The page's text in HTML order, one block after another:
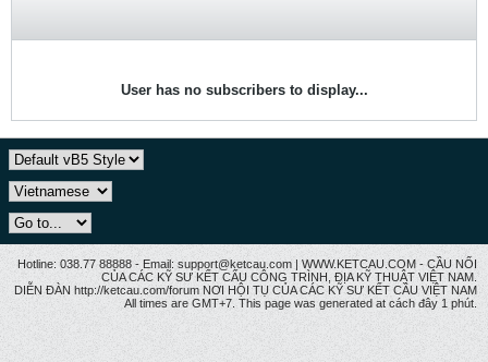
User has no subscribers to display...
Hotline: 038.77 88888 - Email: support@ketcau.com | WWW.KETCAU.COM - CẦU NỐI
CỦA CÁC KỸ SƯ KẾT CẤU CÔNG TRÌNH, ĐỊA KỸ THUẬT VIỆT NAM.
DIỄN ĐÀN http://ketcau.com/forum NƠI HỘI TỤ CỦA CÁC KỸ SƯ KẾT CÂU VIỆT NAM
All times are GMT+7. This page was generated at cách đây 1 phút.